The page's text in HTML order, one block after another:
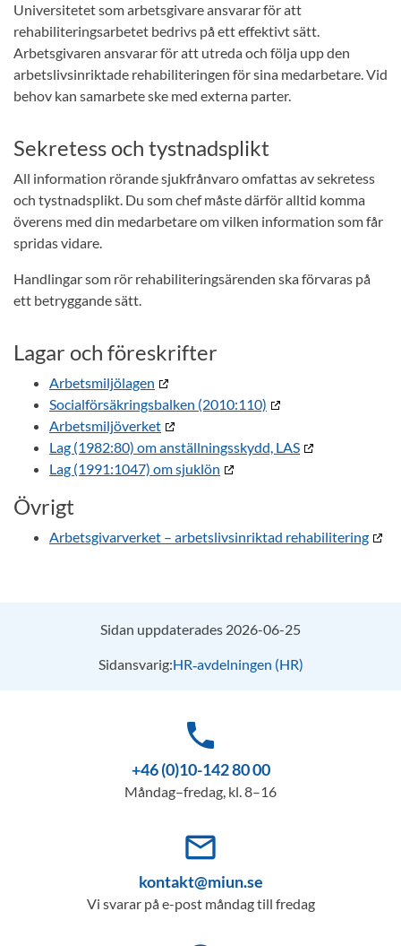
Universitetet som arbetsgivare ansvarar för att
rehabiliteringsarbetet bedrivs på ett effektivt sätt.
Arbetsgivaren ansvarar för att utreda och följa upp den
arbetslivsinriktade rehabiliteringen för sina medarbetare. Vid
behov kan samarbete ske med externa parter.
Sekretess och tystnadsplikt
All information rörande sjukfrånvaro omfattas av sekretess
och tystnadsplikt. Du som chef måste därför alltid komma
överens med din medarbetare om vilken information som får
spridas vidare.
Handlingar som rör rehabiliteringsärenden ska förvaras på
ett betryggande sätt.
Lagar och föreskrifter
Arbetsmiljölagen
Socialförsäkringsbalken (2010:110)
Arbetsmiljöverket
Lag (1982:80) om anställningsskydd, LAS
Lag (1991:1047) om sjuklön
Övrigt
Arbetsgivarverket – arbetslivsinriktad rehabilitering
Sidan uppdaterades 2026-06-25
Sidansvarig:HR‑avdelningen (HR)
phone
+46 (0)10-142 80 00
Måndag–fredag, kl. 8–16
mail_outline
kontakt@miun.se
Vi svarar på e-post måndag till fredag